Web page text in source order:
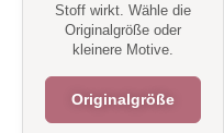
Stoff wirkt. Wähle die
Originalgröße oder
kleinere Motive.
Originalgröße